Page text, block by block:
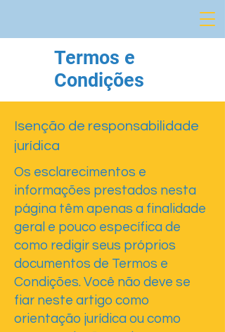
Termos e
Condições
Isenção de responsabilidade
jurídica
Os esclarecimentos e
informações prestados nesta
página têm apenas a finalidade
geral e pouco específica de
como redigir seus próprios
documentos de Termos e
Condições. Você não deve se
fiar neste artigo como
orientação jurídica ou como